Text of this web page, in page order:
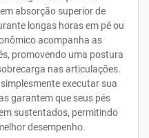
absorção superior de
longas horas em pé ou
acompanha as
promovendo uma postura
nas articulações.
executar sua
garantem que seus pés
sustentados, permitindo
desempenho.